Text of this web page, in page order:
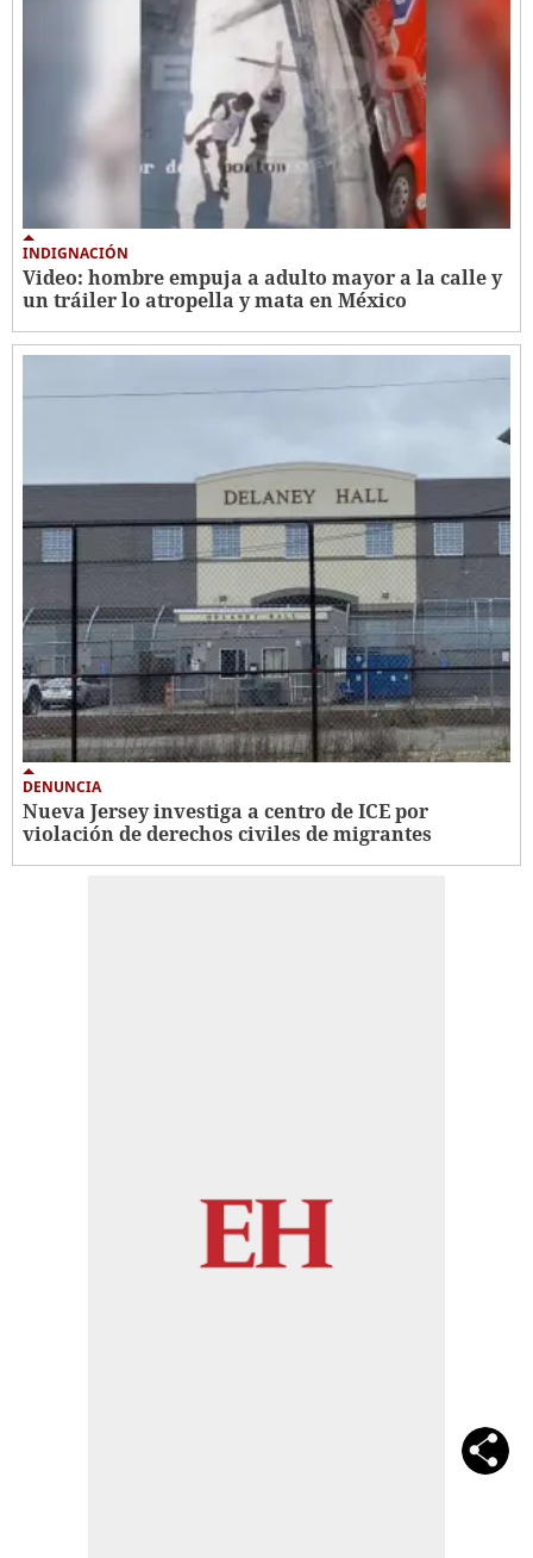
INDIGNACIÓN
Video: hombre empuja a adulto mayor a la calle y
un tráiler lo atropella y mata en México
DENUNCIA
Nueva Jersey investiga a centro de ICE por
violación de derechos civiles de migrantes